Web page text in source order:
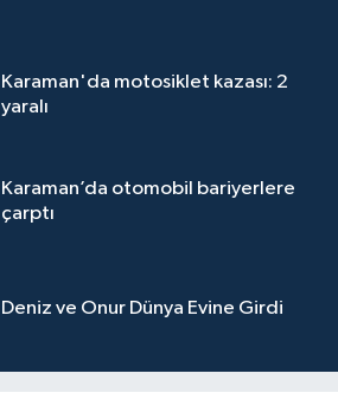
Karaman'da motosiklet kazası: 2
yaralı
Karaman’da otomobil bariyerlere
çarptı
Deniz ve Onur Dünya Evine Girdi